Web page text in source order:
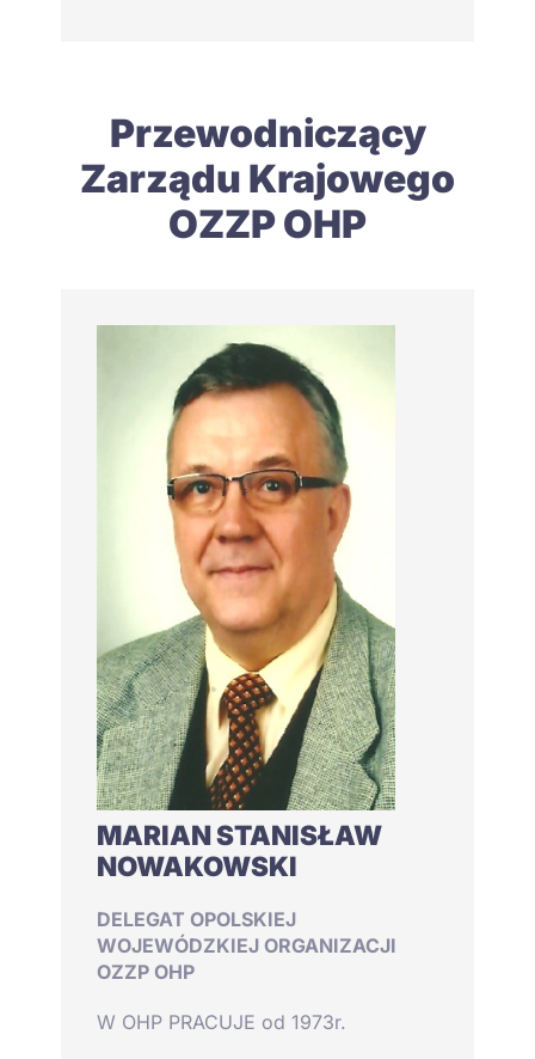
Przewodniczący
Zarządu Krajowego
OZZP OHP
MARIAN STANISŁAW
NOWAKOWSKI
DELEGAT OPOLSKIEJ
WOJEWÓDZKIEJ ORGANIZACJI
OZZP OHP
W OHP PRACUJE od 1973r.